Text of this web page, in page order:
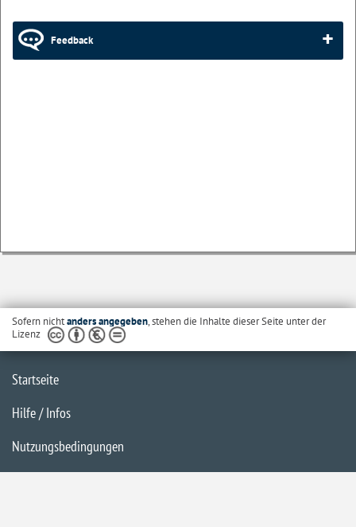
Feedback
Sofern nichtanders angegeben, stehen die Inhalte dieser Seite unter der
Lizenz
Startseite
Hilfe / Infos
Nutzungsbedingungen